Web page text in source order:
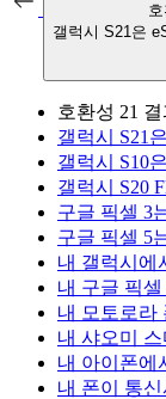
갤럭시 S21은
호환성 21
갤럭시 S21
갤럭시 S10
갤럭시 S20
구글 픽셀 3
구글 픽셀 5
내 갤럭시에
내 구글 픽
내 모토로라
내 샤오미
내 아이폰에
내 폰이 통